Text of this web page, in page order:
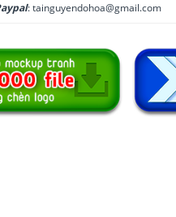
: tainguyendohoa@gmail.com